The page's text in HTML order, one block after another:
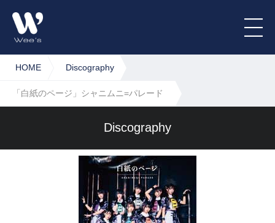
HOME Discography
「白紙のページ」シャニムニ=パレード
Discography